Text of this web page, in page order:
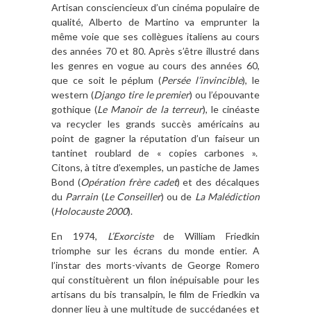
Artisan consciencieux d’un cinéma populaire de
qualité, Alberto de Martino va emprunter la
même voie que ses collègues italiens au cours
des années 70 et 80. Après s’être illustré dans
les genres en vogue au cours des années 60,
que ce soit le péplum (Persée l’invincible), le
western (Django tire le premier) ou l’épouvante
gothique (Le Manoir de la terreur), le cinéaste
va recycler les grands succès américains au
point de gagner la réputation d’un faiseur un
tantinet roublard de « copies carbones ».
Citons, à titre d’exemples, un pastiche de James
Bond (Opération frère cadet) et des décalques
du Parrain(Le Conseiller) ou de La Malédiction
(Holocauste 2000).
En 1974, L’Exorcistede William Friedkin
triomphe sur les écrans du monde entier. A
l’instar des morts-vivants de George Romero
qui constituèrent un filon inépuisable pour les
artisans du bis transalpin, le film de Friedkin va
donner lieu à une multitude de succédanées et